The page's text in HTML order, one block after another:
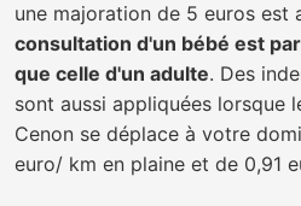
une majoration de 5 euros est
consultation d'un bébé est
que celle d'un adulte. Des
sont aussi appliquées lorsque
Cenon se déplace à votre
euro/ km en plaine et de 0,91